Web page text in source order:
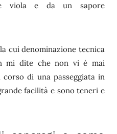
viola e da un sapore
cui denominazione tecnica
mi dite che non vi è mai
di una passeggiata in
facilità e sono teneri e